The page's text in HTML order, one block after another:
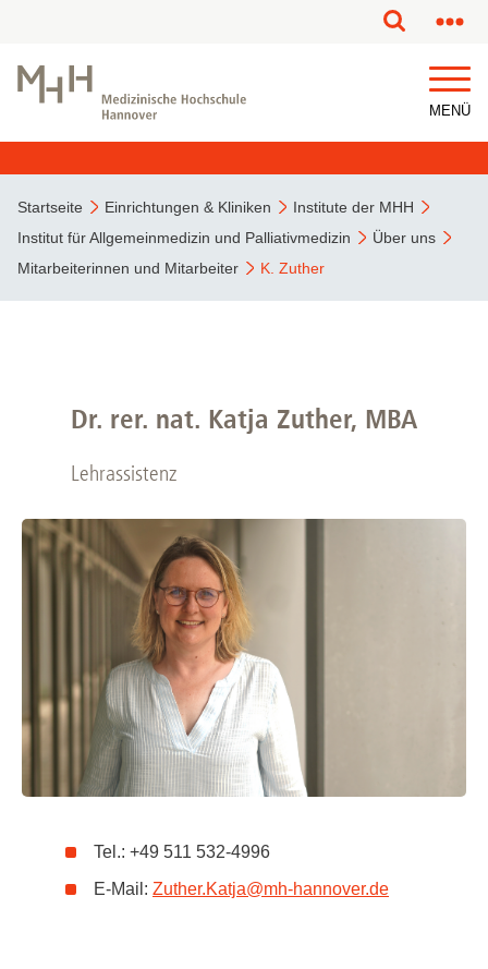
MENÜ
Startseite Einrichtungen & Kliniken
Institute der MHH
Institut für Allgemeinmedizin und Palliativmedizin
Über uns
Mitarbeiterinnen und Mitarbeiter
K. Zuther
Dr. rer. nat. Katja Zuther, MBA
Lehrassistenz
Tel.: +49 511 532-4996
E-Mail: Zuther.Katja@mh-hannover.de